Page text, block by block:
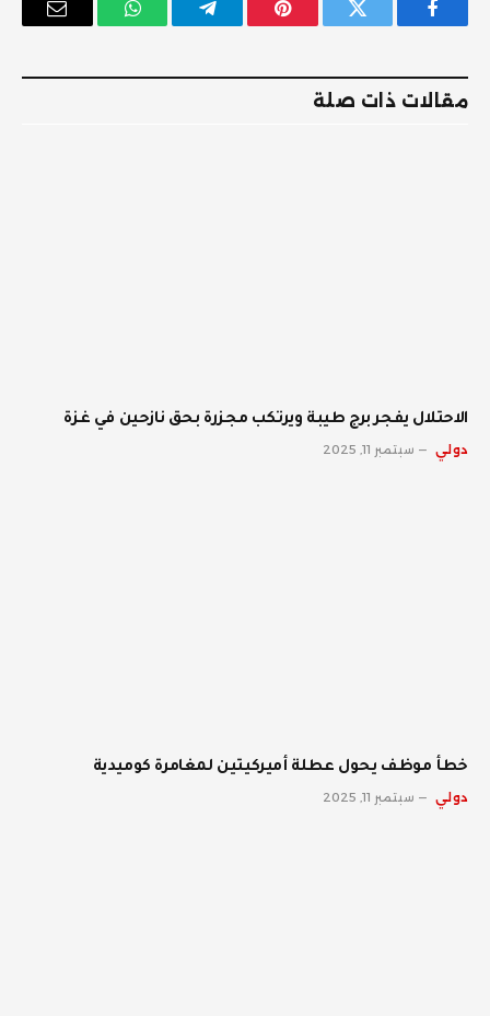
فيسبوك تويتر بينتيريستتيلقرام واتساب
البريد
مقالات ذات صلة
الاحتلال يفجر برج طيبة ويرتكب مجزرة بحق نازحين في غزة
دولي سبتمبر 11, 2025
خطأ موظف يحول عطلة أميركيتين لمغامرة كوميدية
دولي سبتمبر 11, 2025